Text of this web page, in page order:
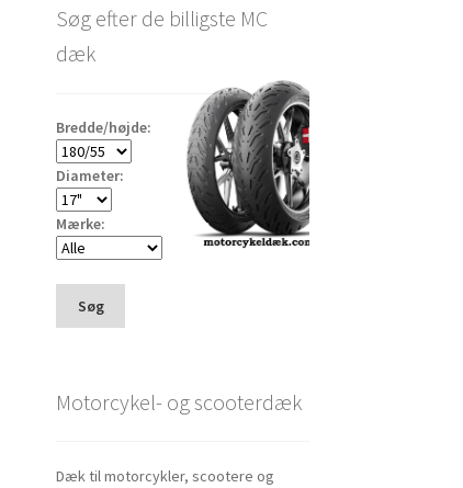
Søg efter de billigste MC
dæk
Bredde/højde:
Diameter:
Mærke:
Søg
Motorcykel- og scooterdæk
Dæk til motorcykler, scootere og